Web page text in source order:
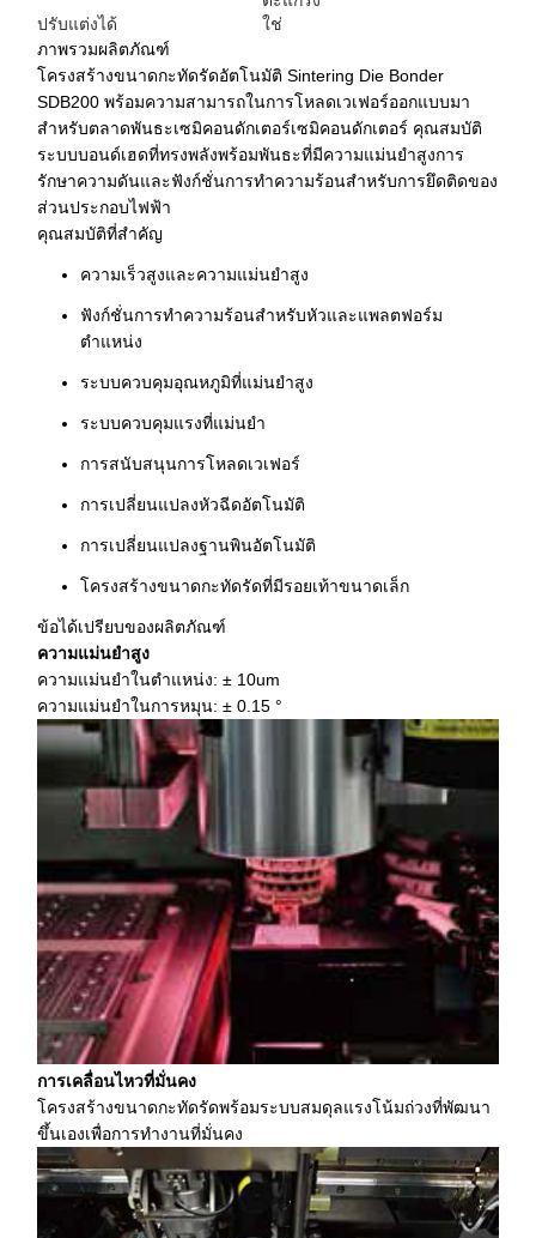
ปรับแต่งได้
ใช่
ภาพรวมผลิตภัณฑ์
โครงสร้างขนาดกะทัดรัดอัตโนมัติ Sintering Die Bonder
SDB200 พร้อมความสามารถในการโหลดเวเฟอร์ออกแบบมา
สำหรับตลาดพันธะเซมิคอนดักเตอร์เซมิคอนดักเตอร์ คุณสมบัติ
ระบบบอนด์เฮดที่ทรงพลังพร้อมพันธะที่มีความแม่นยำสูงการ
รักษาความดันและฟังก์ชั่นการทำความร้อนสำหรับการยึดติดของ
ส่วนประกอบไฟฟ้า
คุณสมบัติที่สำคัญ
ความเร็วสูงและความแม่นยำสูง
ฟังก์ชั่นการทำความร้อนสำหรับหัวและแพลตฟอร์ม
ตำแหน่ง
ระบบควบคุมอุณหภูมิที่แม่นยำสูง
ระบบควบคุมแรงที่แม่นยำ
การสนับสนุนการโหลดเวเฟอร์
การเปลี่ยนแปลงหัวฉีดอัตโนมัติ
การเปลี่ยนแปลงฐานพินอัตโนมัติ
โครงสร้างขนาดกะทัดรัดที่มีรอยเท้าขนาดเล็ก
ข้อได้เปรียบของผลิตภัณฑ์
ความแม่นยำสูง
ความแม่นยำในตำแหน่ง: ± 10um
ความแม่นยำในการหมุน: ± 0.15 °
การเคลื่อนไหวที่มั่นคง
โครงสร้างขนาดกะทัดรัดพร้อมระบบสมดุลแรงโน้มถ่วงที่พัฒนา
ขึ้นเองเพื่อการทำงานที่มั่นคง